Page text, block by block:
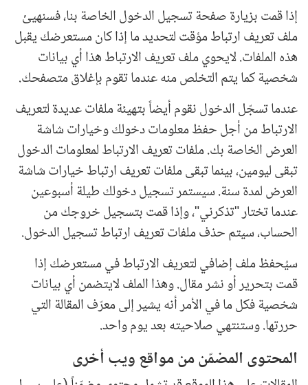
إذا قمت بزيارة صفحة تسجيل الدخول الخاصة بنا، فسنهيئ
ملف تعريف ارتباط مؤقت لتحديد ما إذا كان مستعرضك يقبل
هذه الملفات. لايحوي ملف تعريف الارتباط هذا أي بيانات
شخصية كما يتم التخلص منه عندما تقوم بإغلاق متصفحك.
عندما تسجّل الدخول نقوم أيضاً بتهيئة ملفات عديدة لتعريف
الارتباط من أجل حفظ معلومات دخولك وخيارات شاشة
العرض الخاصة بك. ملفات تعريف الارتباط لمعلومات الدخول
تبقى ليومين، بينما تبقى ملفات تعريف ارتباط خيارات شاشة
العرض لمدة سنة. سيستمر تسجيل دخولك طيلة أسبوعين
عندما تختار "تذكرني"، وإذا قمت بتسجيل خروجك من
الحساب، سيتم حذف ملفات تعريف ارتباط تسجيل الدخول.
سيُحفظ ملف إضافي لتعريف الارتباط في مستعرضك إذا
قمت بتحرير أو نشر مقال. وهذا الملف لايتضمن أي بيانات
شخصية فكل ما في الأمر أنه يشير إلى معرّف المقالة التي
حررتها. وستنتهي صلاحيته بعد يوم واحد.
المحتوى المضمّن من مواقع ويب أخرى